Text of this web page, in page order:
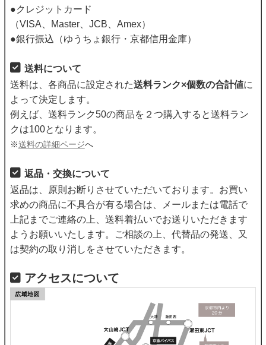
●クレジットカード
（VISA、Master、JCB、Amex）
●銀行振込（ゆうちょ銀行・京都信用金庫）
送料について
送料は、各商品に設定された送料ランク×個数の合計値に
よって決定します。
例えば、送料ランク50の商品を２つ購入すると送料ラン
クは100となります。
※送料の詳細ページへ
返品・交換について
返品は、原則お断りさせていただいております。お買い
求めの商品に不具合が有る場合は、メールまたは電話で
上記までご連絡の上、送料着払いでお送りいただきます
ようお願いいたします。ご相談の上、代替品の発送、又
は契約の取り消しをさせていただきます。
アクセスについて